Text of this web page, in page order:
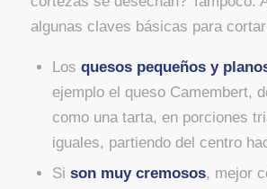
algunas claves básicas para
Los quesos pequeños y
ejemplo el queso Camembert,
como una tarta, en porciones
iguales, partiendo del centro
Si son muy cremosos, mejor